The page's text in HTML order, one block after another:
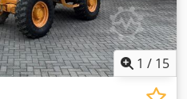
1 / 15